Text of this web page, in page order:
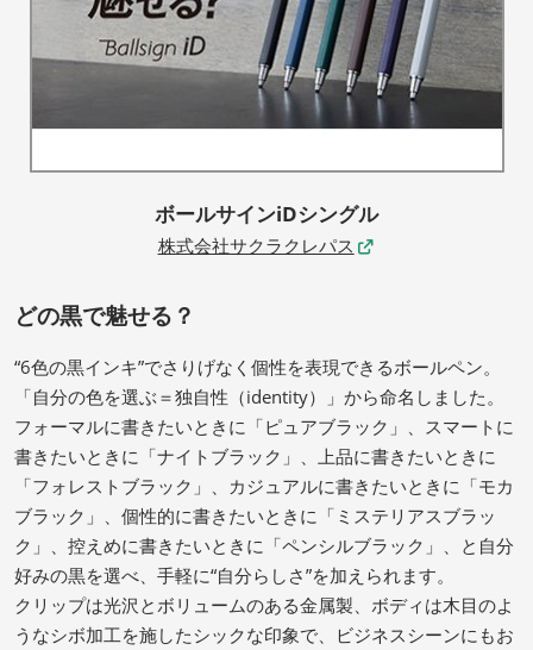
ボールサインiDシングル
株式会社サクラクレパス
どの黒で魅せる？
“6色の黒インキ”でさりげなく個性を表現できるボールペン。
「自分の色を選ぶ＝独自性（identity）」から命名しました。
フォーマルに書きたいときに「ピュアブラック」、スマートに
書きたいときに「ナイトブラック」、上品に書きたいときに
「フォレストブラック」、カジュアルに書きたいときに「モカ
ブラック」、個性的に書きたいときに「ミステリアスブラッ
ク」、控えめに書きたいときに「ペンシルブラック」、と自分
好みの黒を選べ、手軽に“自分らしさ”を加えられます。
クリップは光沢とボリュームのある金属製、ボディは木目のよ
うなシボ加工を施したシックな印象で、ビジネスシーンにもお